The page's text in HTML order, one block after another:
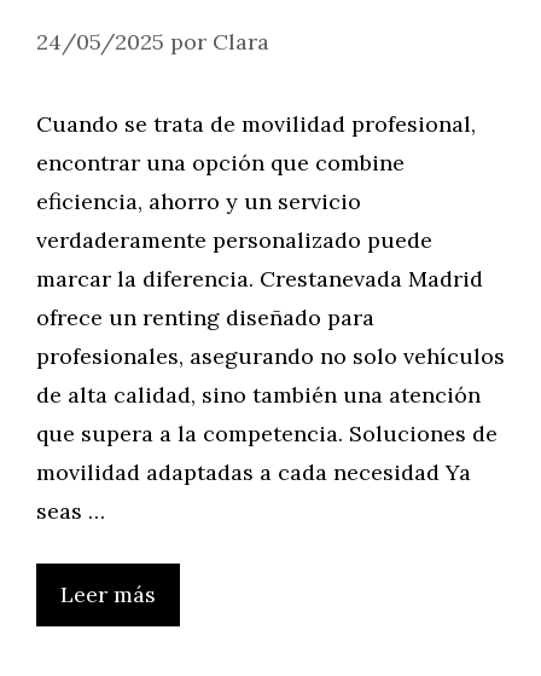
24/05/2025 por Clara
Cuando se trata de movilidad profesional,
encontrar una opción que combine
eficiencia, ahorro y un servicio
verdaderamente personalizado puede
marcar la diferencia. Crestanevada Madrid
ofrece un renting diseñado para
profesionales, asegurando no solo vehículos
de alta calidad, sino también una atención
que supera a la competencia. Soluciones de
movilidad adaptadas a cada necesidad Ya
seas …
Leer más